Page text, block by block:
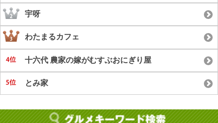
宇呀
わたまるカフェ
十六代 農家の嫁がむすぶおにぎり屋
とみ家